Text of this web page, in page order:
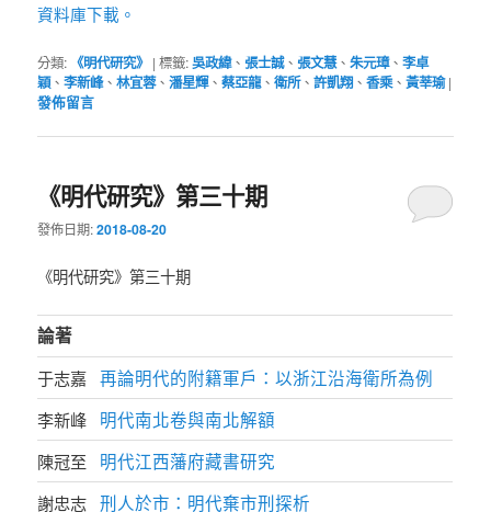
資料庫下載。
分類: 《明代研究》 |標籤:吳政緯、張士誠、張文慧、朱元璋、李卓
穎、李新峰、林宜蓉、潘星輝、蔡亞龍、衛所、許凱翔 、香乘、黃莘瑜 |
發佈留言
《明代研究》第三十期
發佈日期:2018-08-20
《明代研究》第三十期
論著
于志嘉 再論明代的附籍軍戶：以浙江沿海衛所為例
李新峰 明代南北卷與南北解額
陳冠至 明代江西藩府藏書研究
謝忠志 刑人於市：明代棄市刑探析